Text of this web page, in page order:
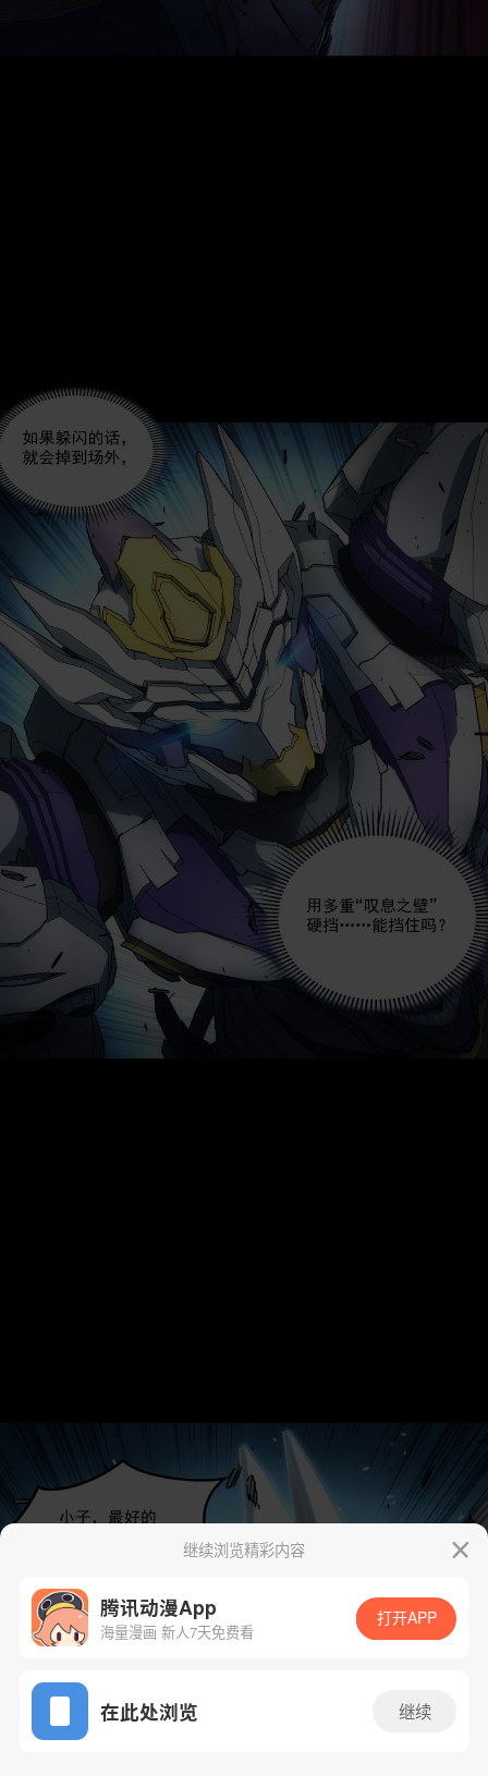
App免费看
继续浏览精彩内容
腾讯动漫App
海量漫画 新人7天免费看
打开APP
在此处浏览 继续